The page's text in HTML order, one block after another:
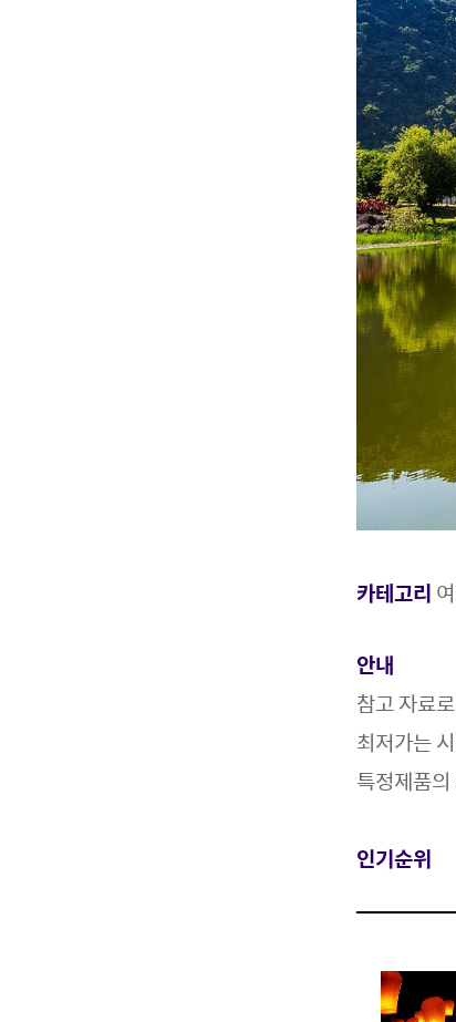
카테고리
안내
참고 자료
최저가는
특정제품
인기순위